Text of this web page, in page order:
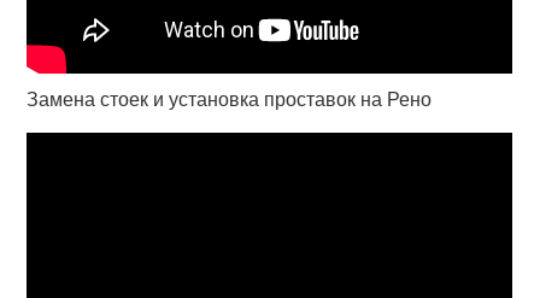
Замена стоек и установка проставок на Рено